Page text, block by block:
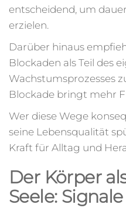
entscheidend, um
erzielen.
Darüber hinaus
Blockaden als Teil des
Wachstumsprozesses
Blockade bringt mehr
Wer diese Wege
seine Lebensqualität
Kraft für Alltag und
Der Körper
Seele: